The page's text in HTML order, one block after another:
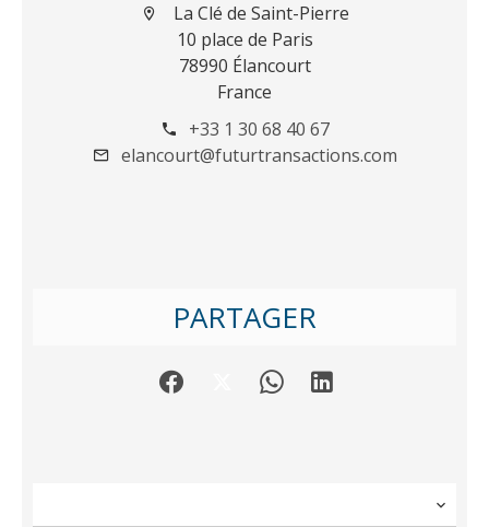
La Clé de Saint-Pierre
10 place de Paris
78990 Élancourt
France
+33 1 30 68 40 67
elancourt@futurtransactions.com
PARTAGER